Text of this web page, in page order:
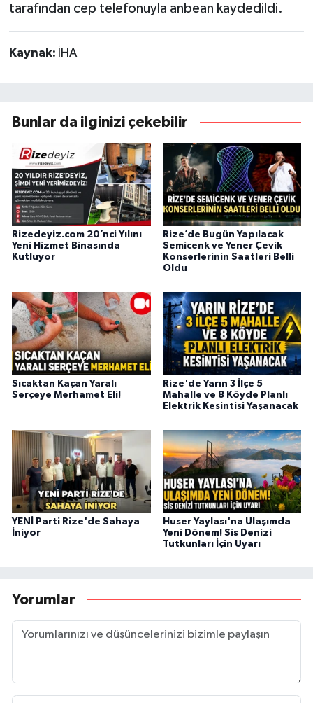
tarafından cep telefonuyla anbean kaydedildi.
Kaynak: İHA
Bunlar da ilginizi çekebilir
Rizedeyiz.com 20’nci Yılını
Yeni Hizmet Binasında
Kutluyor
Rize’de Bugün Yapılacak
Semicenk ve Yener Çevik
Konserlerinin Saatleri Belli
Oldu
Sıcaktan Kaçan Yaralı
Serçeye Merhamet Eli!
Rize'de Yarın 3 İlçe 5
Mahalle ve 8 Köyde Planlı
Elektrik Kesintisi Yaşanacak
YENİ Parti Rize'de Sahaya
İniyor
Huser Yaylası'na Ulaşımda
Yeni Dönem! Sis Denizi
Tutkunları İçin Uyarı
Yorumlar